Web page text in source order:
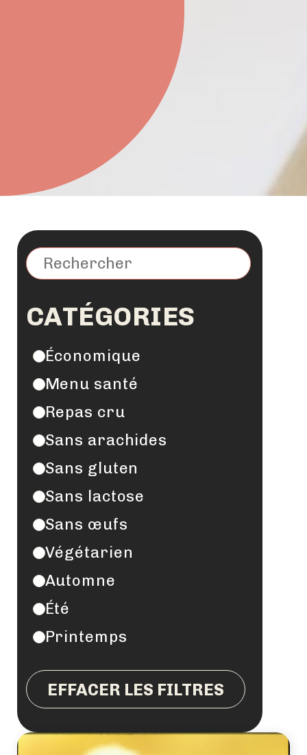
CATÉGORIES
Économique
Menu santé
Repas cru
Sans arachides
Sans gluten
Sans lactose
Sans œufs
Végétarien
Automne
Été
Printemps
EFFACER LES FILTRES